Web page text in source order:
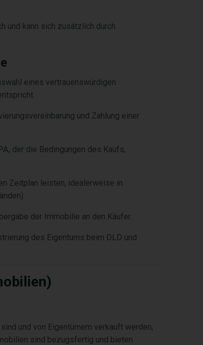
und kann sich zusätzlich durch
eines vertrauenswürdigen
und Zahlung einer
, der die Bedingungen des Kaufs,
Zeitplan leisten, idealerweise in
der Immobilie an den Käufer.
des Eigentums beim DLD und
und von Eigentümern verkauft werden,
sind bezugsfertig und bieten